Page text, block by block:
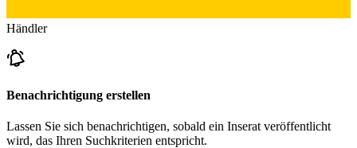
Händler
Benachrichtigung erstellen
Lassen Sie sich benachrichtigen, sobald ein Inserat veröffentlicht
wird, das Ihren Suchkriterien entspricht.